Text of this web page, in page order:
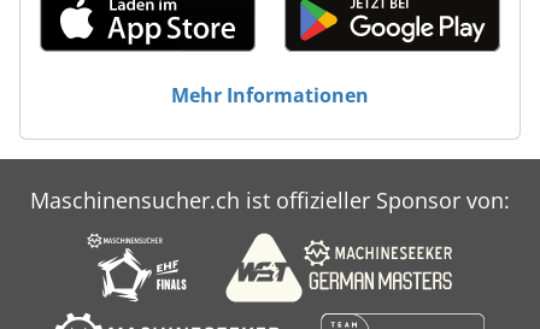
Mehr Informationen
Maschinensucher.ch ist offizieller Sponsor von: